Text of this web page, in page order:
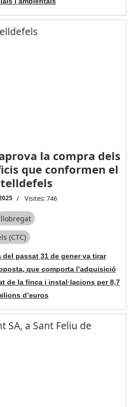
la compra dels
que conformen el
Visites: 746
(CTC)
passat 31 de gener va tirar
que comporta l’adquisició
de la finca i instal·lacions per 8,7
d’euros